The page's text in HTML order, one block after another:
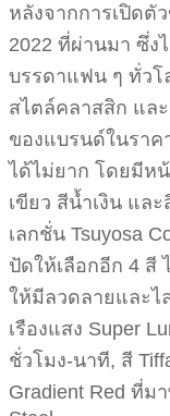
หลังจากการเปิดตั
2022 ที่ผ่านมา ซึ่ง
บรรดาแฟน ๆ ทั่วโ
สไตล์คลาสสิก แล
ของแบรนด์ในราค
ได้ไม่ยาก โดยมีห
เขียว สีน้ำเงิน แล
เลกชั่น Tsuyosa
ปัดให้เลือกอีก 4 สี
ให้มีลวดลายและไ
เรืองแสง Super
ชั่วโมง-นาที, สี
Gradient Red ที่ม